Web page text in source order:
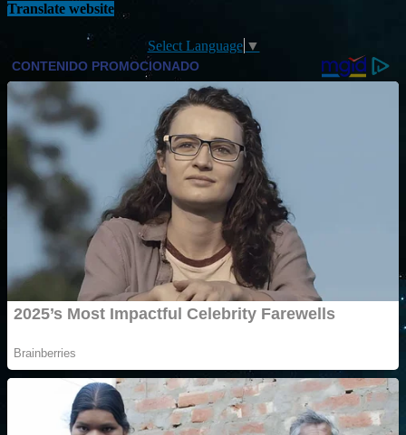
Translate website
Select Language ▼